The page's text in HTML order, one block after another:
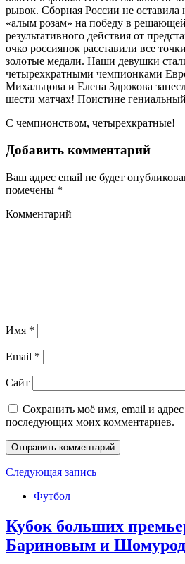
рывок. Сборная России не
«алым розам» на победу в
результативного действия от
очко россиянок расставили все
золотые медали. Наши девушки
четырехкратными чемпионками
Михальцова и Елена Здрокова
шести матчах! Поистине гениальный
С чемпионством, четырехкратные!
Добавить комментарий
Ваш адрес email не будет
помечены *
Комментарий
Имя *
Email *
Сайт
Сохранить моё имя, email и адрес
последующих моих комментариев.
Следующая запись
Футбол
Кубок больших
Бариновым и